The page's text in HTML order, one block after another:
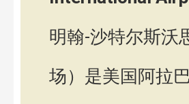
明翰-沙特尔斯沃
场）是美国阿拉